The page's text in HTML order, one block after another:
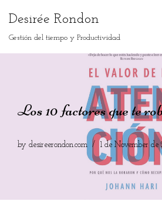
Desirée Rondon
Gestión del tiempo y Productividad
Los 10 factores que te
by desireerondon.com 1 de November de